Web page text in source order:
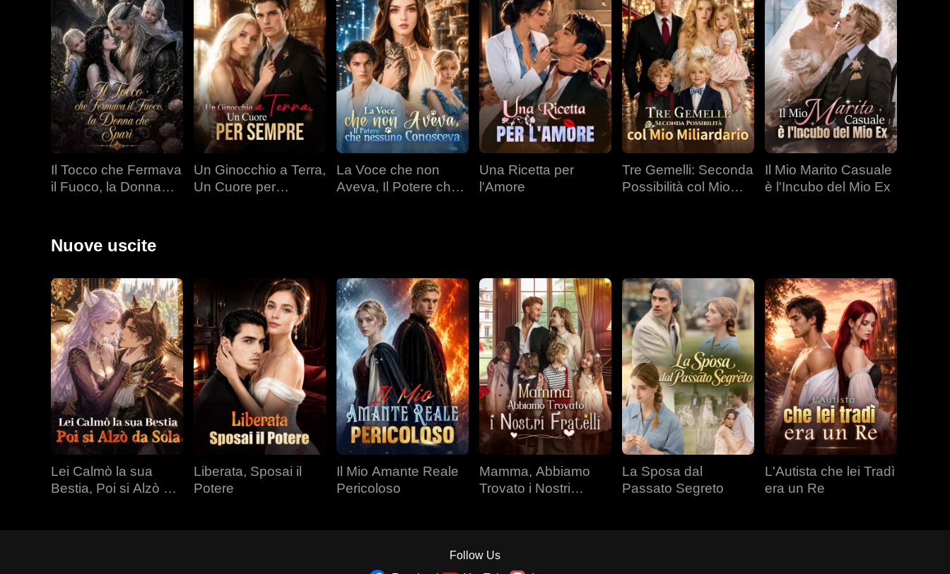
Il Tocco che Fermava
il Fuoco, la Donna
Un Ginocchio a Terra,
Un Cuore per
La Voce che non
Aveva, Il Potere che
Una Ricetta per
l'Amore
Tre Gemelli: Seconda
Possibilità col Mio
Il Mio Marito Casuale
è l'Incubo del Mio Ex
Nuove uscite
Lei Calmò la sua
Bestia, Poi si Alzò da
Liberata, Sposai il
Potere
Il Mio Amante Reale
Pericoloso
Mamma, Abbiamo
Trovato i Nostri
La Sposa dal
Passato Segreto
L'Autista che lei Tradì
era un Re
Follow Us